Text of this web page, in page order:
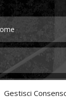
Gestisci